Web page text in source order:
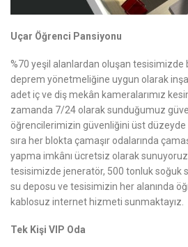
Uçar Öğrenci Pansiyonu
%70 yeşil alanlardan oluşan tesisimizde
deprem yönetmeliğine uygun olarak
adet iç ve diş mekân kameralarımız
zamanda 7/24 olarak sunduğumuz
öğrencilerimizin güvenliğini üst düzeyde
sıra her blokta çamaşır odalarında
yapma imkânı ücretsiz olarak
tesisimizde jeneratör, 500 tonluk soğuk
su deposu ve tesisimizin her alanında
kablosuz internet hizmeti sunmaktayız.
Tek Kişi VIP Oda